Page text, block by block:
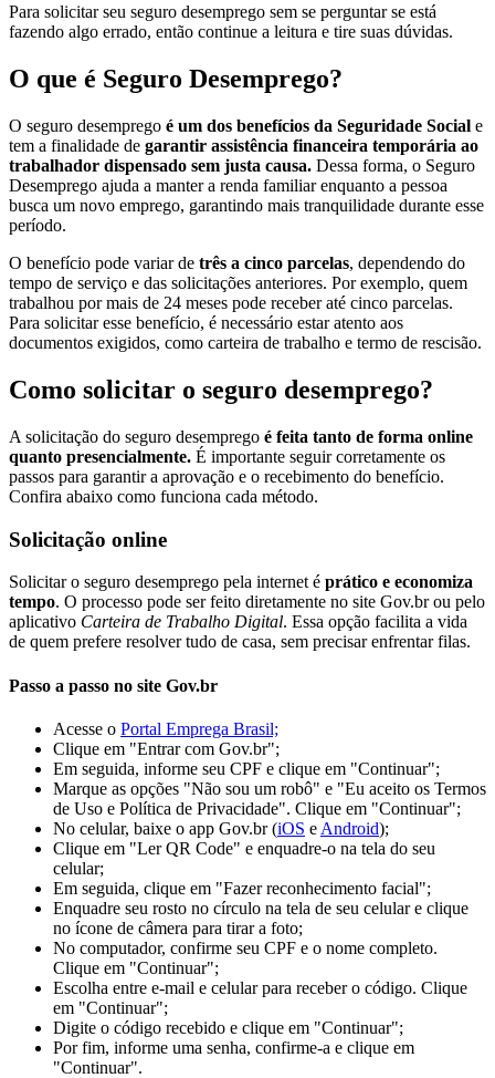
Para solicitar seu seguro desemprego sem se perguntar se está
fazendo algo errado, então continue a leitura e tire suas dúvidas.
O que é Seguro Desemprego?
O seguro desemprego é um dos benefícios da Seguridade Social e
tem a finalidade de garantir assistência financeira temporária ao
trabalhador dispensado sem justa causa. Dessa forma, o Seguro
Desemprego ajuda a manter a renda familiar enquanto a pessoa
busca um novo emprego, garantindo mais tranquilidade durante esse
período.
O benefício pode variar de três a cinco parcelas, dependendo do
tempo de serviço e das solicitações anteriores. Por exemplo, quem
trabalhou por mais de 24 meses pode receber até cinco parcelas.
Para solicitar esse benefício, é necessário estar atento aos
documentos exigidos, como carteira de trabalho e termo de rescisão.
Como solicitar o seguro desemprego?
A solicitação do seguro desemprego é feita tanto de forma online
quanto presencialmente. É importante seguir corretamente os
passos para garantir a aprovação e o recebimento do benefício.
Confira abaixo como funciona cada método.
Solicitação online
Solicitar o seguro desemprego pela internet é prático e economiza
tempo. O processo pode ser feito diretamente no site Gov.br ou pelo
aplicativo Carteira de Trabalho Digital. Essa opção facilita a vida
de quem prefere resolver tudo de casa, sem precisar enfrentar filas.
Passo a passo no site Gov.br
Acesse o Portal Emprega Brasil;
Clique em "Entrar com Gov.br";
Em seguida, informe seu CPF e clique em "Continuar";
Marque as opções "Não sou um robô" e "Eu aceito os Termos
de Uso e Política de Privacidade". Clique em "Continuar";
No celular, baixe o app Gov.br (iOS e Android);
Clique em "Ler QR Code" e enquadre-o na tela do seu
celular;
Em seguida, clique em "Fazer reconhecimento facial";
Enquadre seu rosto no círculo na tela de seu celular e clique
no ícone de câmera para tirar a foto;
No computador, confirme seu CPF e o nome completo.
Clique em "Continuar";
Escolha entre e-mail e celular para receber o código. Clique
em "Continuar";
Digite o código recebido e clique em "Continuar";
Por fim, informe uma senha, confirme-a e clique em
"Continuar".